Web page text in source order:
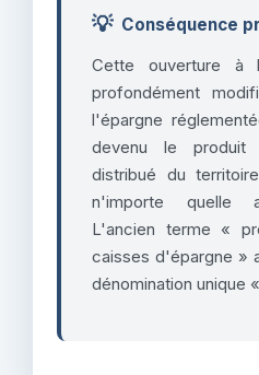
💡 Conséquence
Cette ouverture à
profondément
l'épargne
devenu le produit
distribué du
n'importe quelle
L'ancien terme «
caisses d'épargne »
dénomination unique